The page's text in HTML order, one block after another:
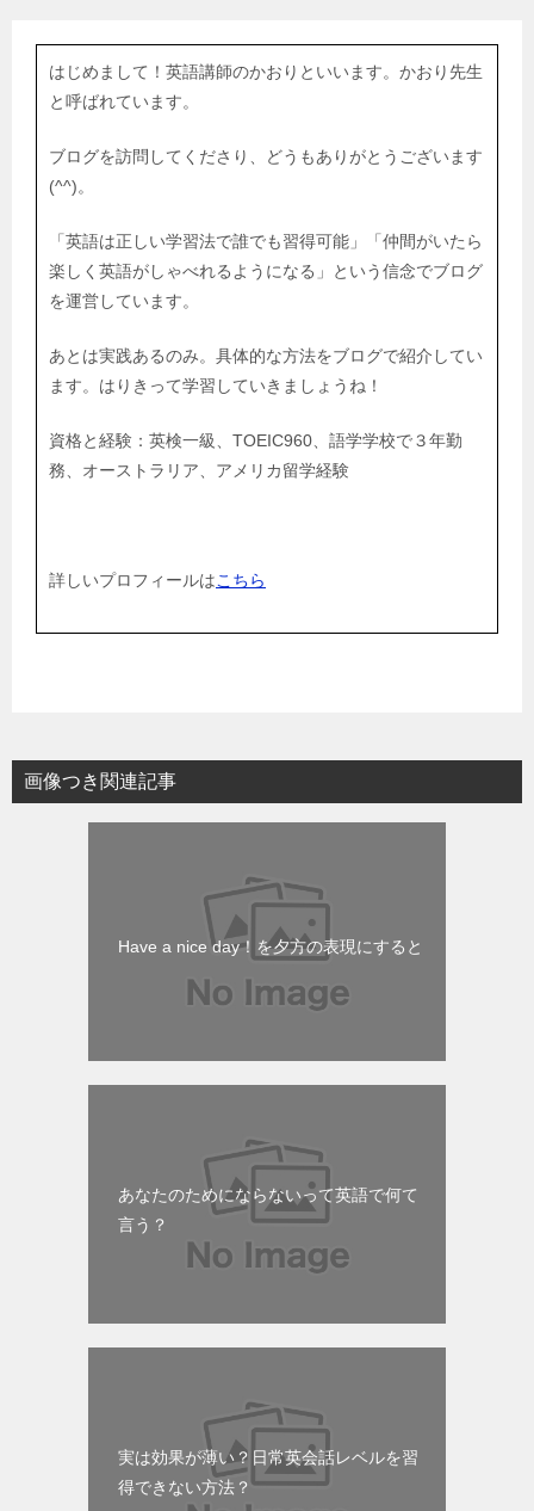
はじめまして！英語講師のかおりといいます。かおり先生
と呼ばれています。
ブログを訪問してくださり、どうもありがとうございます
(^^)。
「英語は正しい学習法で誰でも習得可能」「仲間がいたら
楽しく英語がしゃべれるようになる」という信念でブログ
を運営しています。
あとは実践あるのみ。具体的な方法をブログで紹介してい
ます。はりきって学習していきましょうね！
資格と経験：英検一級、TOEIC960、語学学校で３年勤
務、オーストラリア、アメリカ留学経験
詳しいプロフィールはこちら
画像つき関連記事
Have a nice day！を夕方の表現にすると
あなたのためにならないって英語で何て
言う？
実は効果が薄い？日常英会話レベルを習
得できない方法？